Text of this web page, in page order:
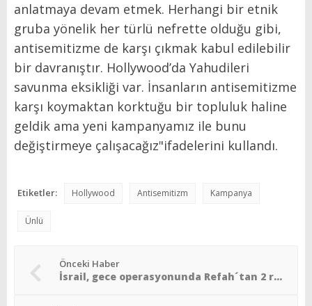
anlatmaya devam etmek. Herhangi bir etnik
gruba yönelik her türlü nefrette olduğu gibi,
antisemitizme de karşı çıkmak kabul edilebilir
bir davranıştır. Hollywood’da Yahudileri
savunma eksikliği var. İnsanların antisemitizme
karşı koymaktan korktuğu bir topluluk haline
geldik ama yeni kampanyamız ile bunu
değiştirmeye çalışacağız"ifadelerini kullandı.
Etiketler: Hollywood Antisemitizm Kampanya
Ünlü
Önceki Haber
İsrail, gece operasyonunda Refah´tan 2 rehineyi kurtardı